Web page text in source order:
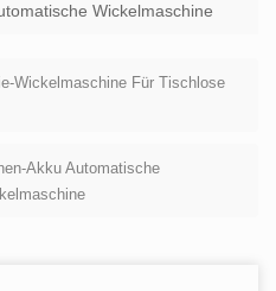
Wickelmaschine
Wickelmaschine Für Tischlose
Akku Automatische